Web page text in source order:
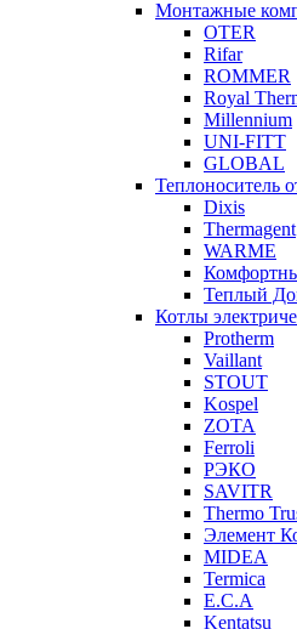
Монтажные
OTER
Rifar
ROMMER
Royal
Millennium
UNI-FITT
GLOBAL
Теплоноситель
Dixis
Thermagent
WARME
Теплый
Котлы
Protherm
Vaillant
STOUT
Kospel
ZOTA
Ferroli
РЭКО
SAVITR
Thermo
Элемент
MIDEA
Termica
E.C.A
Kentatsu